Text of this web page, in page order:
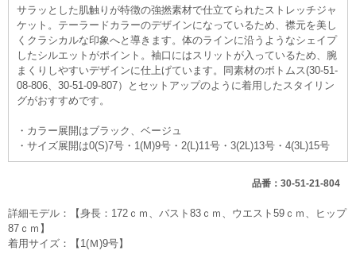
サラッとした肌触りが特徴の強撚素材で仕立てられたストレッチジャ
ケット。テーラードカラーのデザインになっているため、襟元を美し
くクラシカルな印象へと導きます。体のラインに沿うようなシェイプ
したシルエットがポイント。袖口にはスリットが入っているため、腕
まくりしやすいデザインに仕上げています。同素材のボトムス(30-51-
08-806、30-51-09-807）とセットアップのように着用したスタイリン
グがおすすめです。
・カラー展開はブラック、ベージュ
・サイズ展開は0(S)7号・1(M)9号・2(L)11号・3(2L)13号・4(3L)15号
品番：30-51-21-804
詳細モデル：【身長：172ｃｍ、バスト83ｃｍ、ウエスト59ｃｍ、ヒップ
87ｃｍ】
着用サイズ：【1(Ｍ)9号】